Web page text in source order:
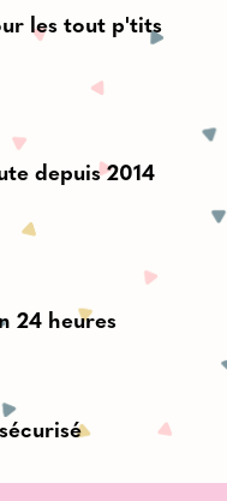
les tout p'tits
depuis 2014
24 heures